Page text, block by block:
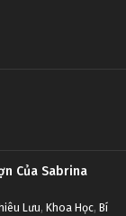
Của Sabrina
Lưu, Khoa Học, Bí